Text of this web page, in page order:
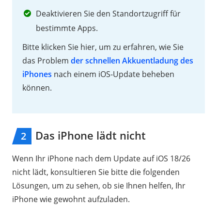
Bildschirm
fest
1.6
Das
iPhone
startet
1.7
iPhone
hängt
beim
Deaktivieren Sie den Standortzugriff für
bestimmte Apps.
Bitte klicken Sie hier, um zu erfahren, wie Sie
das Problem der schnellen Akkuentladung des
iPhones nach einem iOS-Update beheben
können.
2 Das iPhone lädt nicht
Wenn Ihr iPhone nach dem Update auf iOS 18/26
nicht lädt, konsultieren Sie bitte die folgenden
Lösungen, um zu sehen, ob sie Ihnen helfen, Ihr
iPhone wie gewohnt aufzuladen.